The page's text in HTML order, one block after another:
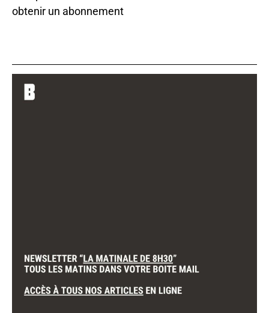
obtenir un abonnement